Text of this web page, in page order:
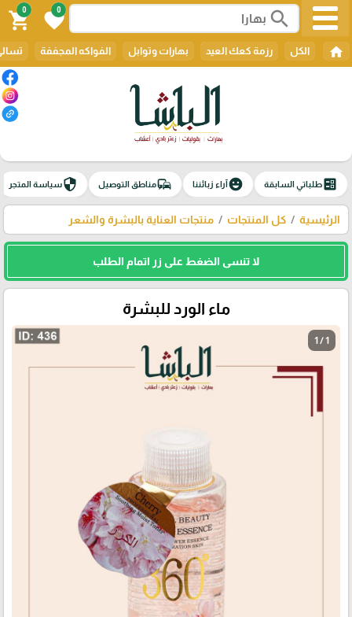
search
0
favorite
0
shopping_cart
home الكل رزمة كعك العيد بهارات وتوابل الفواكه المجففة
ballotطلباتي السابقة emoji_emotionsآراء زبائننا commuteمناطق التوصيل securityسياسة المتجر
الرئيسية كل المنتجات منتجات العناية بالبشرة والشعر
لا تنسى الضغط على زر اتمام الطلب
ماء الورد للبشرة
1 / 1